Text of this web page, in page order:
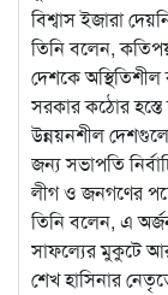
বিশ্বাস ইজারা
তিনি বলেন, কতিপয়
দেশকে
সরকার কঠোর
উন্নয়নশীল
জন্য সভাপতি
লীগ ও জনগণের
তিনি বলেন, এ
সাফল্যের মুকুটে
শেখ হাসিনার